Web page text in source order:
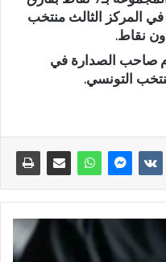
المركز الثالث منتخب
صاحب الصدارة في
التونسي.